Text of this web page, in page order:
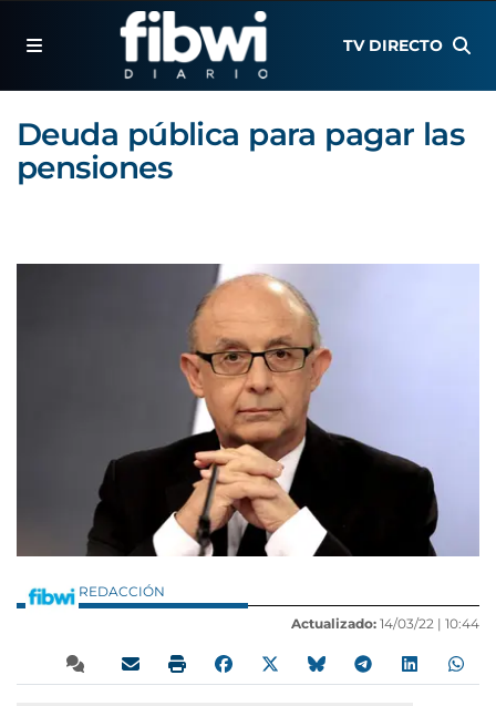
TV DIRECTO
Deuda pública para pagar las
pensiones
REDACCIÓN
Actualizado: 14/03/22 | 10:44